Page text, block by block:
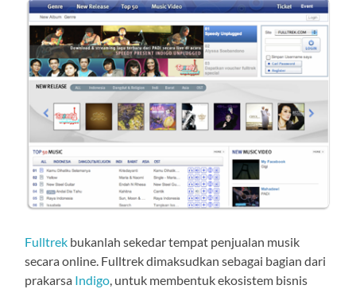
Fulltrek bukanlah sekedar tempat penjualan musik
secara online. Fulltrek dimaksudkan sebagai bagian dari
prakarsa Indigo, untuk membentuk ekosistem bisnis